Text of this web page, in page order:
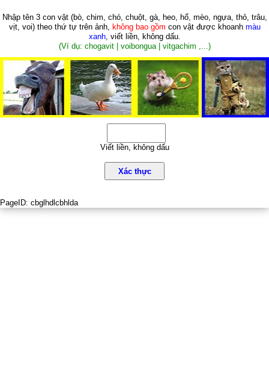
Nhập tên 3 con vật (bò, chim, chó, chuột, gà, heo, hổ, mèo, ngựa, thỏ, trâu,
vịt, voi)theo thứ tự trên ảnh, không bao gồm con vật được khoanh màu
xanh, viết liền, không dấu.
(Ví dụ: chogavit | voibongua | vitgachim ,...)
Viết liền, không dấu
Xác thực
PageID: cbglhdlcbhlda